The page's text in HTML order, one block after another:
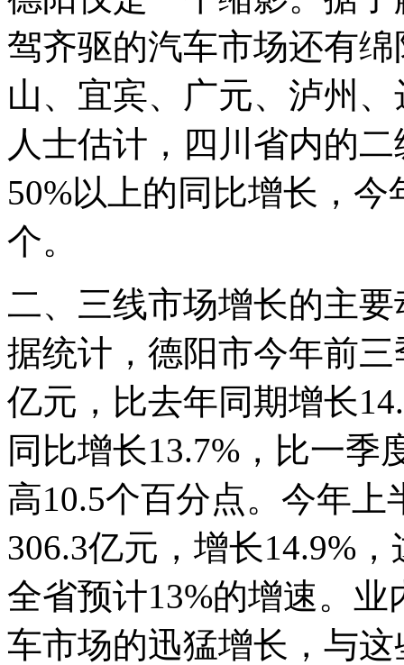
驾齐驱的汽车市场还有
山、宜宾、广元、泸州
人士估计，四川省内的
50%以上的同比增长，
个。
二、三线市场增长的主
据统计，德阳市今年前三
亿元，比去年同期增长
同比增长13.7%，比一季
高10.5个百分点。今年上
306.3亿元，增长14.9%
全省预计13%的增速。
车市场的迅猛增长，与